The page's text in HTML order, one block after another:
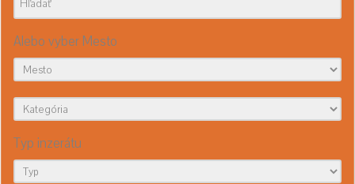
Alebo vyber Mesto
Typ inzerátu